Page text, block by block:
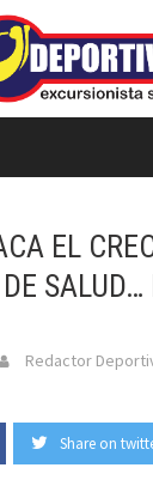
EL
SALUD…
Redactor
Share on